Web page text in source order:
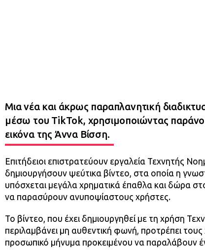
Μια νέα και άκρως παραπλανητική
μέσω του TikTok, χρησιμοποιώντας
εικόνα της Άννα Βίσση.
Επιτήδειοι επιστρατεύουν εργαλεία Τεχνητής
δημιουργήσουν ψεύτικα βίντεο, στα οποία η
υπόσχεται μεγάλα χρηματικά έπαθλα και δώρα
να παρασύρουν ανυποψίαστους χρήστες.
Το βίντεο, που έχει δημιουργηθεί με τη χρήση
περιλαμβάνει μη αυθεντική φωνή, προτρέπει
προσωπικό μήνυμα προκειμένου να παραλάβουν